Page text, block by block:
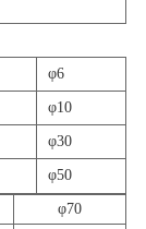
φ6
φ10
φ30
φ50
φ70